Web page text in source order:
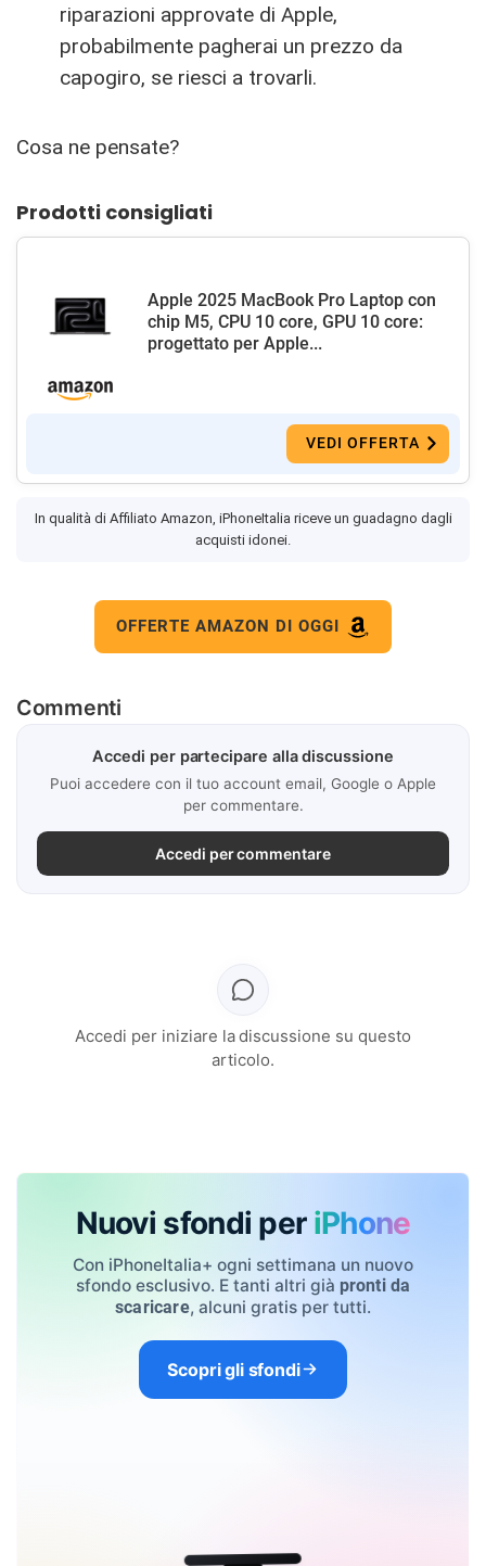
riparazioni approvate di Apple,
probabilmente pagherai un prezzo da
capogiro, se riesci a trovarli.
Cosa ne pensate?
Prodotti consigliati
Apple 2025 MacBook Pro Laptop con
chip M5, CPU 10 core, GPU 10 core:
progettato per Apple...
VEDI OFFERTA
In qualità di Affiliato Amazon, iPhoneItalia riceve un guadagno dagli
acquisti idonei.
OFFERTE AMAZON DI OGGI
Commenti
Accedi per partecipare alla discussione
Puoi accedere con il tuo account email, Google o Apple
per commentare.
Accedi per commentare
Accedi per iniziare la discussione su questo
articolo.
Nuovi sfondi per iPhone
Con iPhoneItalia+ ogni settimana un nuovo
sfondo esclusivo. E tanti altri già pronti da
scaricare, alcuni gratis per tutti.
Scopri gli sfondi